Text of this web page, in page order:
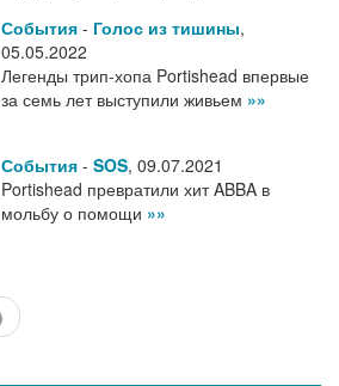
События - Голос из тишины,
05.05.2022
Легенды трип-хопа Portishead впервые
за семь лет выступили живьем »»
События - SOS, 09.07.2021
Portishead превратили хит ABBA в
мольбу о помощи »»